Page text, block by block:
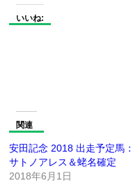
いいね:
関連
安田記念 2018 出走予定馬：
サトノアレス＆蛯名確定
2018年6月1日